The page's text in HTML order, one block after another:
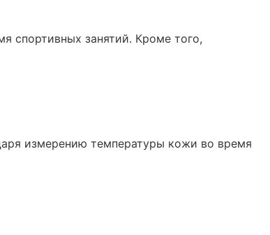
спортивных занятий. Кроме того,
измерению температуры кожи во время